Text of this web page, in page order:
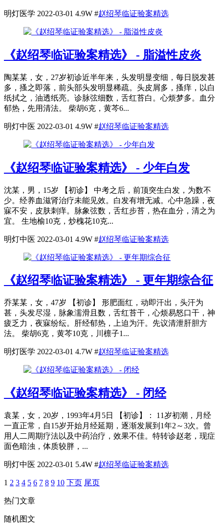
明灯医学 2022-03-01 4.9W #赵绍琴临证验案精选
《赵绍琴临证验案精选》 - 脂溢性皮炎
陶某某，女，27岁初诊近半年来，头发明显变细，每日脱发甚
多，搔之即落，前头部头发明显稀疏。头皮屑多，搔痒，以白
纸拭之，油透纸亮。诊脉弦细数，舌红苔白。心烦梦多。血分
郁热，先用清法。 柴胡6克，黄芩6...
明灯中医 2022-03-01 4.9W #赵绍琴临证验案精选
《赵绍琴临证验案精选》 - 少年白发
沈某，男，15岁 【初诊】 中考之后，前顶突生白发，为数不
少。经养血滋肾治疗未能见效。白发有增无减。心中急躁，夜
寐不安，皮肤刺痒。脉象弦数，舌红步苔，热在血分，清之为
宜。 生地榆10克，炒槐花10克...
明灯中医 2022-03-01 4.9W #赵绍琴临证验案精选
《赵绍琴临证验案精选》 - 更年期综合征
乔某某，女，47岁 【初诊】 形肥面红，动即汗出，头汗为
甚，头发尽湿，脉象濡滑且数，舌红苔干，心烦易怒口干，神
疲乏力，夜寐纷纭。肝经郁热，上迫为汗。先议清泄肝胆方
法。 柴胡6克，黄芩10克，川檩子1...
明灯医学 2022-03-01 4.7W #赵绍琴临证验案精选
《赵绍琴临证验案精选》 - 闭经
袁某，女，20岁，1993年4月5日 【初诊】： 11岁初潮，月经
一直正常，自15岁开始月经延期，逐渐发展到1年2～3次。曾
用人二周期疗法以及中药治疗，效果不佳。特转诊赵老，现症
面色暗浊，体质较胖，...
明灯中医 2022-03-01 5.4W #赵绍琴临证验案精选
1 2 3 4 5 6 7 8 9 10 下页 尾页
热门文章
随机图文